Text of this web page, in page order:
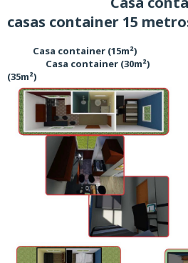
casas container 15
Casa container (15m²)
Casa container (30m²)
(35m²)